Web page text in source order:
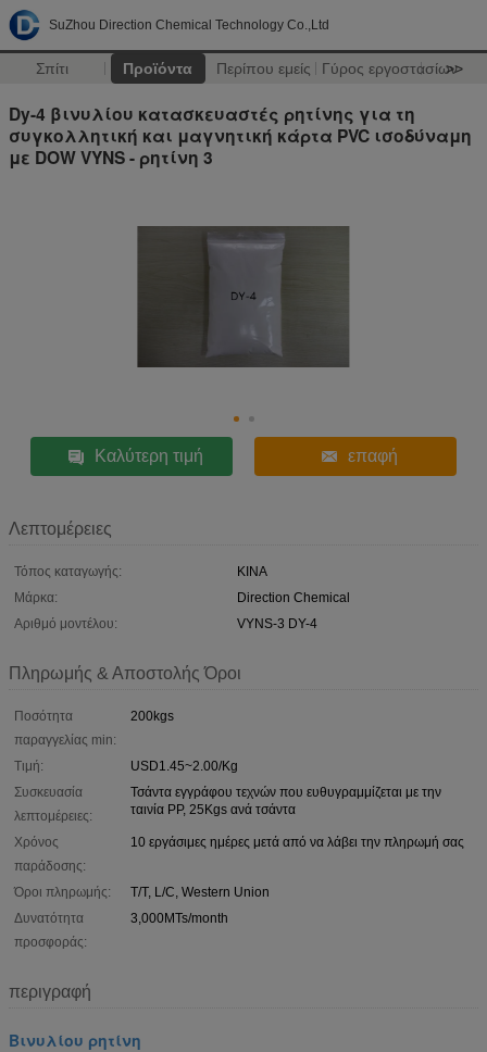
SuZhou Direction Chemical Technology Co.,Ltd
Σπίτι Προϊόντα Περίπου εμείς Γύρος εργοστασίων
>>
Dy-4 βινυλίου κατασκευαστές ρητίνης για τη
συγκολλητική και μαγνητική κάρτα PVC ισοδύναμη
με DOW VYNS - ρητίνη 3
Καλύτερη τιμή επαφή
Λεπτομέρειες
Τόπος καταγωγής:
ΚΙΝΑ
Μάρκα:
Direction Chemical
Αριθμό μοντέλου:
VYNS-3 DY-4
Πληρωμής & Αποστολής Όροι
Ποσότητα
παραγγελίας min:
200kgs
Τιμή:
USD1.45~2.00/Kg
Συσκευασία
λεπτομέρειες:
Τσάντα εγγράφου τεχνών που ευθυγραμμίζεται με την
ταινία PP, 25Kgs ανά τσάντα
Χρόνος
παράδοσης:
10 εργάσιμες ημέρες μετά από να λάβει την πληρωμή σας
Όροι πληρωμής:
T/T, L/C, Western Union
Δυνατότητα
προσφοράς:
3,000MTs/month
περιγραφή
Βινυλίου ρητίνη